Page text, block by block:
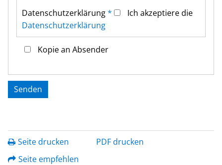
Datenschutz­erklärung*
Ich akzeptiere die
Datenschutz­erklärung
Kopie an Absender
Seite drucken
PDF drucken
Seite empfehlen